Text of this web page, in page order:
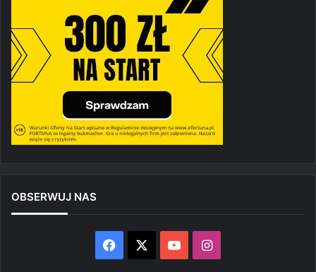
OBSERWUJ NAS
Facebook YouTubeInstagram